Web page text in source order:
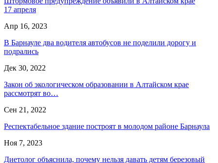
17 апреля
Апр 16, 2023
В Барнауле два водителя автобусов не поделили дорогу и
подрались
Дек 30, 2022
Закон об экологическом образовании в Алтайском крае
рассмотрят во…
Сен 21, 2022
Респектабельное здание построят в молодом районе Барнаула
Ноя 7, 2023
Диетолог объяснила, почему нельзя давать детям березовый